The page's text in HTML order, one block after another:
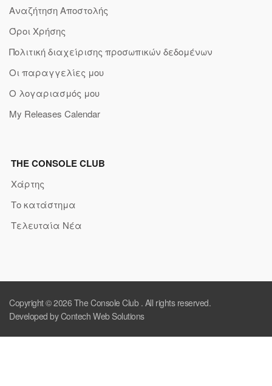
Αναζήτηση Αποστολής
Όροι Χρήσης
Πολιτική διαχείρισης προσωπικών δεδομένων
Οι παραγγελίες μου
Ο λογαριασμός μου
My Releases Calendar
THE CONSOLE CLUB
Χάρτης
Το κατάστημα
Τελευταία Νέα
Copyright © 2026 The Console Club. All rights reserved.
Developed by Contech Web Solutions